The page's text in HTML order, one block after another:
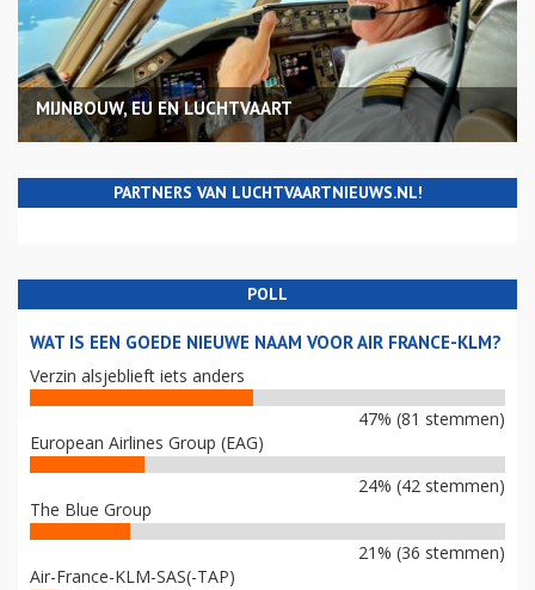
MIJNBOUW, EU EN LUCHTVAART
PARTNERS VAN LUCHTVAARTNIEUWS.NL!
POLL
WAT IS EEN GOEDE NIEUWE NAAM VOOR AIR FRANCE-KLM?
Verzin alsjeblieft iets anders
47% (81 stemmen)
European Airlines Group (EAG)
24% (42 stemmen)
The Blue Group
21% (36 stemmen)
Air-France-KLM-SAS(-TAP)